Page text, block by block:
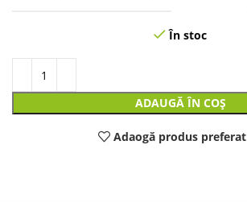
În stoc
ADAUGĂ ÎN COȘ
Adaogă produs preferat